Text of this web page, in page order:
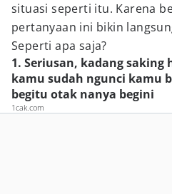
situasi seperti itu. Karena
pertanyaan ini bikin
Seperti apa saja?
1. Seriusan, kadang
kamu sudah ngunci kamu
begitu otak nanya begini
1cak.com